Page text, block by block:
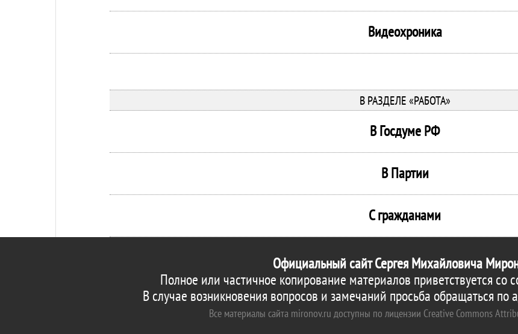
Видеохроника
В РАЗДЕЛЕ «РАБОТА»
В Госдуме РФ
В Партии
С гражданами
Официальный сайт Сергея Михайловича
Полное или частичное копирование материалов приветствуется со
В случае возникновения вопросов и замечаний просьба обращаться по
Все материалы сайта mironov.ru доступны по лицензии Creative Commons